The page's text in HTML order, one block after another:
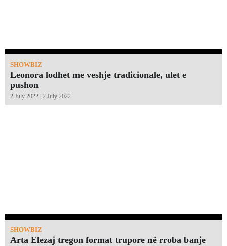
SHOWBIZ
Leonora lodhet me veshje tradicionale, ulet e
pushon
2 July 2022 | 2 July 2022
SHOWBIZ
Arta Elezaj tregon format trupore në rroba banje